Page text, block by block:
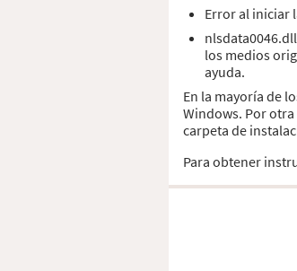
Error al iniciar
los medios
ayuda.
En la mayoría de
Windows. Por
carpeta de
Para obtener